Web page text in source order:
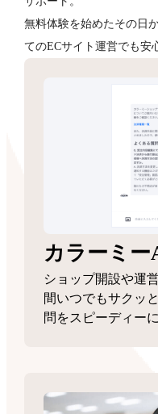
無料体験を始めたその日
てのECサイト運営でも安
カラーミ
ショップ開設や運
間いつでもサクッ
問をスピーディー